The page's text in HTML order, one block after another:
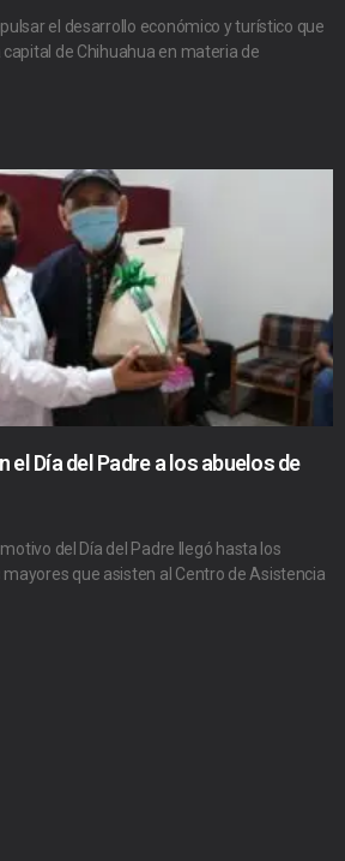
el desarrollo económico y turístico que
de Chihuahua en materia de
el Día del Padre a los abuelos de
del Día del Padre llegó hasta los
que asisten al Centro de Asistencia